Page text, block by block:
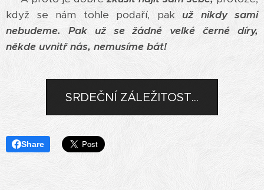
když se nám tohle podaří, pak už nikdy sami
nebudeme.
Pak už se žádné velké černé díry,
někde uvnitř nás, nemusíme bát!
SRDEČNÍ ZÁLEŽITOST...
Share